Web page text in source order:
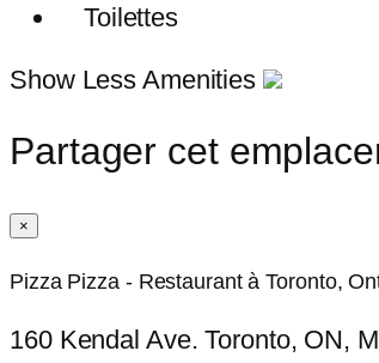
Toilettes
Show Less Amenities
Partager cet
×
Pizza Pizza - Restaurant à Toronto,
160 Kendal Ave. Toronto, ON,